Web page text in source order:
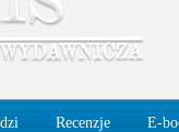
Recenzje E-